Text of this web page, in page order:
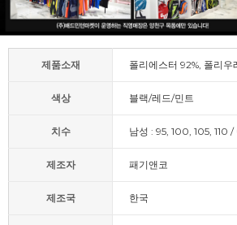
제품소재 폴리에스터 92%, 폴리우
색상 블랙/레드/민트
치수 남성 : 95, 100, 105, 110
제조자 패기앤코
제조국 한국